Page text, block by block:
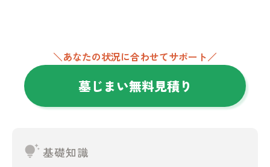
＼あなたの状況に合わせてサポート／
墓じまい無料見積り
tips_and_updates基礎知識